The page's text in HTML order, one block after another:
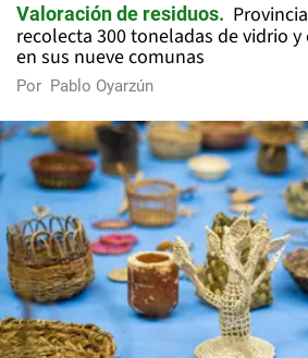
Valoración de residuos
recolecta 300 toneladas de vidrio
en sus nueve comunas
Por Pablo Oyarzún